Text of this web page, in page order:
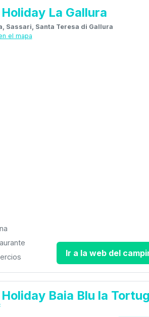
La Gallura
Sassari, Santa Teresa di Gallura
el mapa
Ir a la web del
Baia Blu la